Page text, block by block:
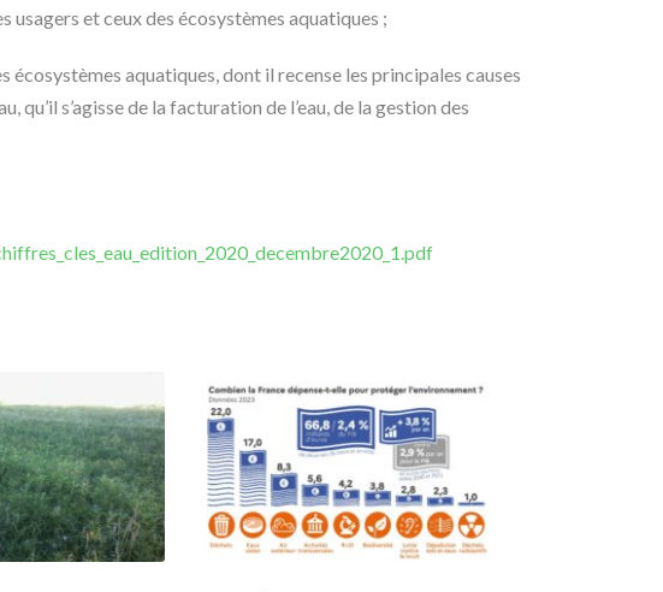
et ceux des écosystèmes aquatiques ;
aquatiques, dont il recense les principales causes
s’agisse de la facturation de l’eau, de la gestion des